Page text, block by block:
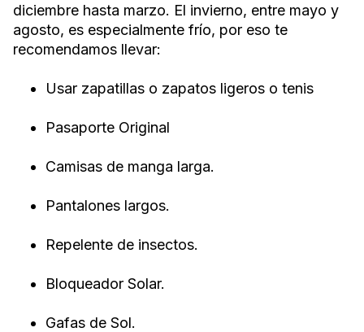
diciembre hasta marzo. El invierno, entre mayo y
agosto, es especialmente frío, por eso te
recomendamos llevar:
Usar zapatillas o zapatos ligeros o tenis
Pasaporte Original
Camisas de manga larga.
Pantalones largos.
Repelente de insectos.
Bloqueador Solar.
Gafas de Sol.